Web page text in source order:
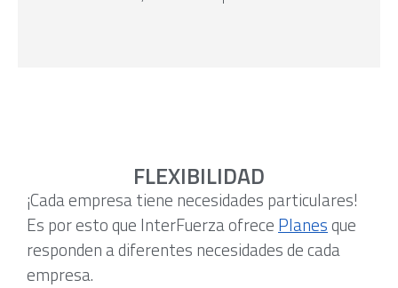
FLEXIBILIDAD
¡Cada empresa tiene necesidades particulares!
Es por esto que InterFuerza ofrece Planesque
responden a diferentes necesidades de cada
empresa.